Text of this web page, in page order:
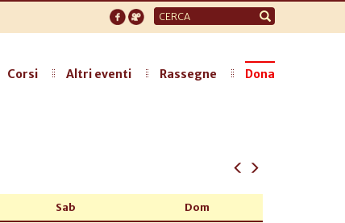
Form
di
Corsi Altri eventi Rassegne Dona
Sab Dom